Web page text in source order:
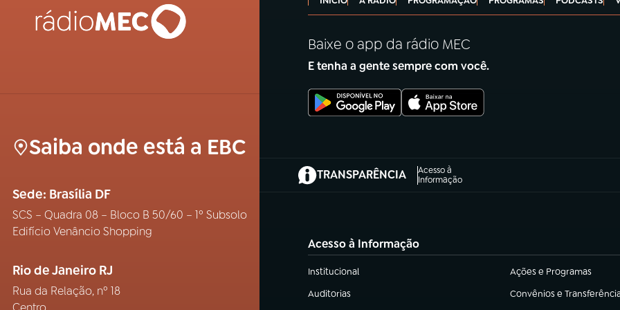
Saiba onde está a EBC
Sede: Brasília DF
SCS – Quadra 08 – Bloco B 50/60 – 1º Subsolo
Edifício Venâncio Shopping
Rio de Janeiro RJ
Rua da Relação, nº 18
Baixe o app da rádio MEC
E tenha a gente sempre com você.
TRANSPARÊNCIA
Acesso à
Informação
(abre em nova aba)
Acesso à Informação
Institucional
(abre em nova aba) Ações e Programas
(abre em nova aba)
Auditorias
(abre em nova aba) Convênios e
(abre em nova aba)